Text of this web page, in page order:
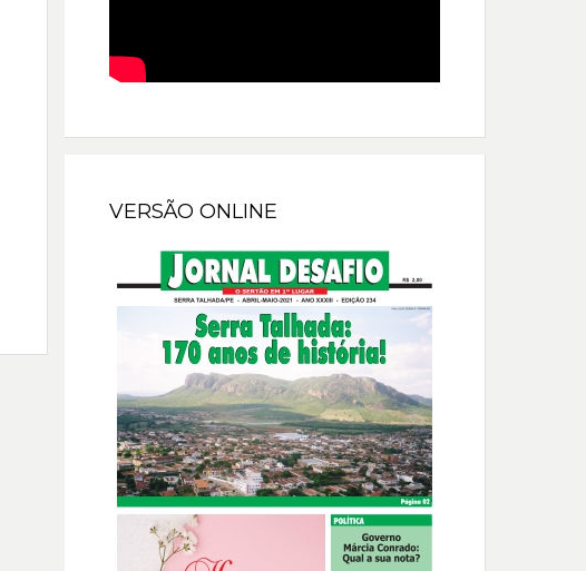
VERSÃO ONLINE